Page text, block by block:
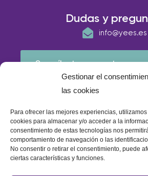
Gestionar el
las cookies
Para ofrecer las mejores experiencias,
cookies para almacenar y/o acceder a la
consentimiento de estas tecnologías nos
comportamiento de navegación o las
No consentir o retirar el consentimiento, puede
ciertas características y funciones.
Dudas y
info@yees.es
¡Suscríbete a nuestra